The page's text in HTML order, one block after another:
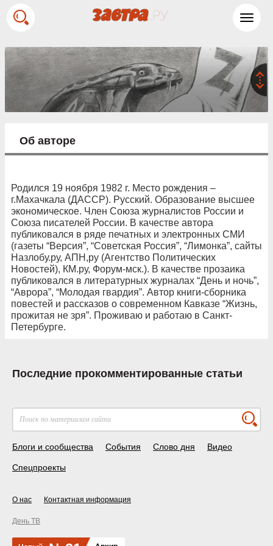
Об авторе
Родился 19 ноября 1982 г. Место рождения –
г.Махачкала (ДАССР). Русский. Образование высшее
экономическое. Член Союза журналистов России и
Союза писателей России. В качестве автора
публиковался в ряде печатных и электронных СМИ
(газеты “Версия”, “Советская Россия”, “Лимонка”, сайты
Назлобу.ру, АПН,ру (Агентство Политических
Новостей), КМ.ру, Форум-мск.). В качестве прозаика
публиковался в литературных журналах “День и ночь”,
“Аврора”, “Молодая гвардия”. Автор книги-сборника
повестей и рассказов о современном Кавказе “Жизнь,
прожитая не зря”. Проживаю и работаю в Санкт-
Петербурге.
Последние прокомментированные статьи
Блоги и сообщества События Слово дня Видео
Спецпроекты
О нас Контактная информация
День ТВ